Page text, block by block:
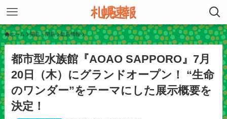
ホーム 開店・閉店 新店情報
都市型水族館『AOAO SAPPORO』7月
20日（木）にグランドオープン！ “生命
のワンダー”をテーマにした展示概要を
決定！